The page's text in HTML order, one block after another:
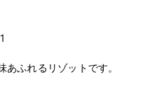
ふれるリゾットです。